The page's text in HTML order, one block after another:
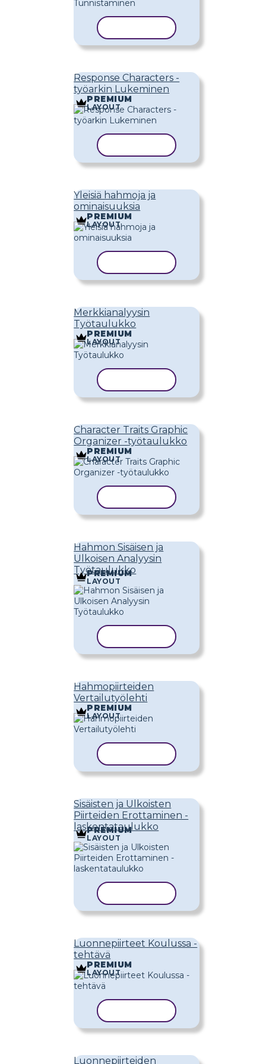
Response Characters -
työarkin Lukeminen
PREMIUM
LAYOUT
Yleisiä hahmoja ja
ominaisuuksia
PREMIUM
LAYOUT
Merkkianalyysin
Työtaulukko
PREMIUM
LAYOUT
Character Traits Graphic
Organizer -työtaulukko
PREMIUM
LAYOUT
Hahmon Sisäisen ja
Ulkoisen Analyysin
Työtaulukko
PREMIUM
LAYOUT
Hahmopiirteiden
Vertailutyölehti
PREMIUM
LAYOUT
Sisäisten ja Ulkoisten
Piirteiden Erottaminen -
laskentataulukko
PREMIUM
LAYOUT
Luonnepiirteet Koulussa -
tehtävä
PREMIUM
LAYOUT
Luonnepiirteiden